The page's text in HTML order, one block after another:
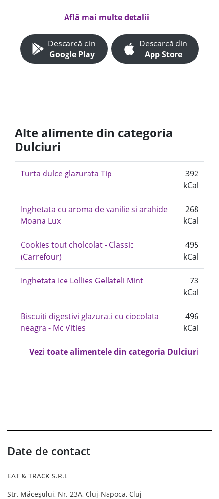
Află mai multe detalii
Descarcă din
Google Play
Descarcă din
App Store
Alte alimente din categoria
Dulciuri
Turta dulce glazurata Tip
392
kCal
Inghetata cu aroma de vanilie si arahide
Moana Lux
268
kCal
Cookies tout cholcolat - Classic
(Carrefour)
495
kCal
Inghetata Ice Lollies Gellateli Mint
73
kCal
Biscuiți digestivi glazurati cu ciocolata
neagra - Mc Vities
496
kCal
Vezi toate alimentele din categoria Dulciuri
Date de contact
EAT & TRACK S.R.L
Str. Măceșului, Nr. 23A, Cluj-Napoca, Cluj